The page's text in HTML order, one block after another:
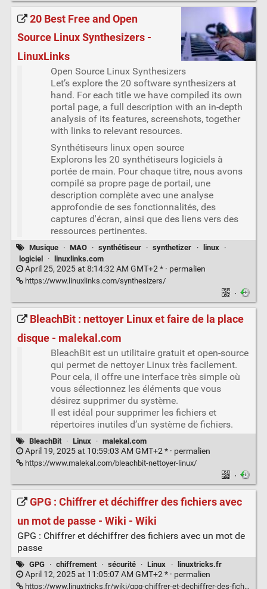
20 Best Free and Open
Source Linux Synthesizers -
LinuxLinks
Open Source Linux Synthesizers
Let’s explore the 20 software synthesizers at
hand. For each title we have compiled its own
portal page, a full description with an in-depth
analysis of its features, screenshots, together
with links to relevant resources.
Synthétiseurs linux open source
Explorons les 20 synthétiseurs logiciels à
portée de main. Pour chaque titre, nous avons
compilé sa propre page de portail, une
description complète avec une analyse
approfondie de ses fonctionnalités, des
captures d'écran, ainsi que des liens vers des
ressources pertinentes.
Musique · MAO · synthétiseur · synthetizer · linux
·
logiciel
· linuxlinks.com
April 25, 2025 at 8:14:32 AM GMT+2 * · permalien
https://www.linuxlinks.com/synthesizers/
·
BleachBit : nettoyer Linux et faire de la place
disque - malekal.com
BleachBit est un utilitaire gratuit et open-source
qui permet de nettoyer Linux très facilement.
Pour cela, il offre une interface très simple où
vous sélectionnez les éléments que vous
désirez supprimer du système.
Il est idéal pour supprimer les fichiers et
répertoires inutiles d’un système de fichiers.
BleachBit · Linux · malekal.com
April 19, 2025 at 10:59:03 AM GMT+2 * · permalien
https://www.malekal.com/bleachbit-nettoyer-linux/
·
GPG : Chiffrer et déchiffrer des fichiers avec
un mot de passe - Wiki - Wiki
GPG : Chiffrer et déchiffrer des fichiers avec un mot de
passe
GPG · chiffrement · sécurité · Linux · linuxtricks.fr
April 12, 2025 at 11:05:07 AM GMT+2 * · permalien
https://www.linuxtricks.fr/wiki/gpg-chiffrer-et-dechiffrer-des-fichiers-avec-un-mot-de-passe